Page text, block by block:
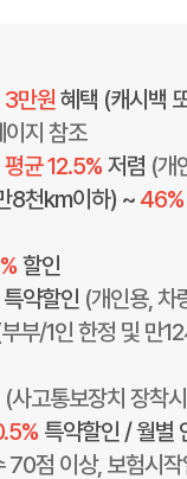
3만원 혜택 (캐시백
지 참조
평균 12.5% 저렴 (개
8천km이하) ~ 46%
할인
특약할인 (개인용, 차
부/1인 한정 및 만
(사고통보장치 장착
특약할인 / 월별
70점 이상, 보험시작